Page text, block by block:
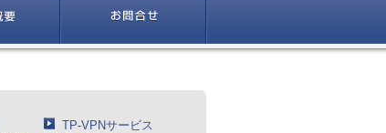
TP-VPNサービス